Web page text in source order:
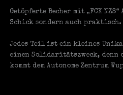
Getöpferte Becher mit „FCK
Schick sondern auch praktisch.
Jedes Teil ist ein kleines
einen Solidaritätszweck, denn
kommt dem Autonome Zentrum